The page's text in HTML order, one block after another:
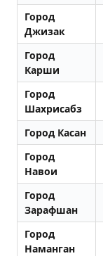
Город
Джизак
Город
Карши
Город
Шахрисабз
Город Касан
Город
Навои
Город
Заpафшан
Город
Наманган